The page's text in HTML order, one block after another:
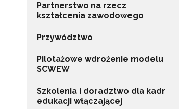
Partnerstwo na rzecz
kształcenia zawodowego
Przywództwo
Pilotażowe wdrożenie modelu
SCWEW
Szkolenia i doradztwo dla kadr
edukacji włączającej